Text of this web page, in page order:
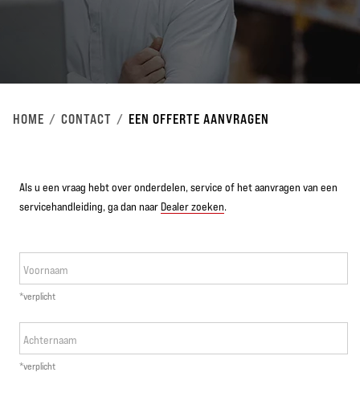
HOME CONTACT EEN OFFERTE AANVRAGEN
Als u een vraag hebt over onderdelen, service of het aanvragen van een
servicehandleiding, ga dan naar Dealer zoeken.
Voornaam
*verplicht
Achternaam
*verplicht